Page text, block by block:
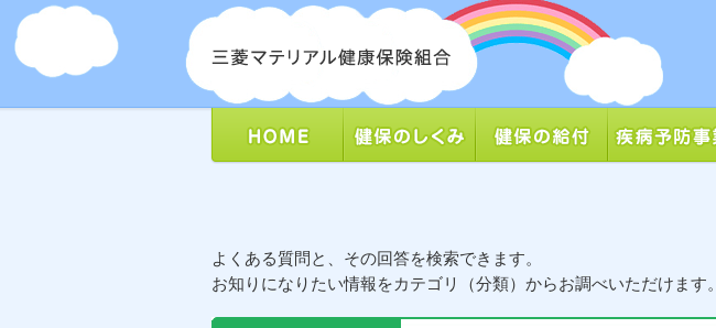
よくある質問と、その回答を検索できます。
お知りになりたい情報をカテゴリ（分類）からお調べいただけます。